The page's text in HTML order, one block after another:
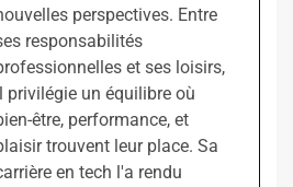
perspectives. Entre
responsabilités
et ses loisirs,
privilégie un équilibre où
être, performance, et
trouvent leur place. Sa
en tech l'a rendu